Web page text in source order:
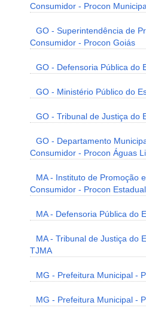
Consumidor - Procon
GO - Superintendência de
Consumidor - Procon Goiás
GO - Defensoria Pública do
GO - Ministério Público do
GO - Tribunal de Justiça do
GO - Departamento
Consumidor - Procon Águas
MA - Instituto de Promoção
Consumidor - Procon
MA - Defensoria Pública do
MA - Tribunal de Justiça do
TJMA
MG - Prefeitura Municipal -
MG - Prefeitura Municipal -